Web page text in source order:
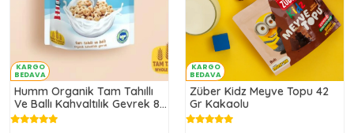
KARGO
BEDAVA
Humm Organik Tam Tahıllı
Ve Ballı Kahvaltılık Gevrek 80
Gr
KARGO
BEDAVA
Züber Kidz Meyve Topu 42
Gr Kakaolu